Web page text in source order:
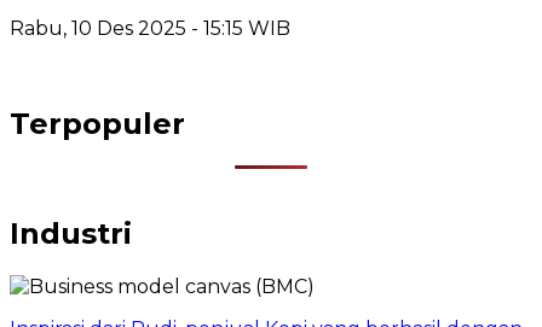
Rabu, 10 Des 2025 - 15:15 WIB
Terpopuler
Industri